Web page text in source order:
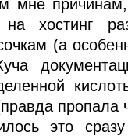
мне
хостинг
(а
пропала
это